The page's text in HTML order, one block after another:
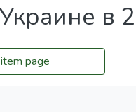
в
page